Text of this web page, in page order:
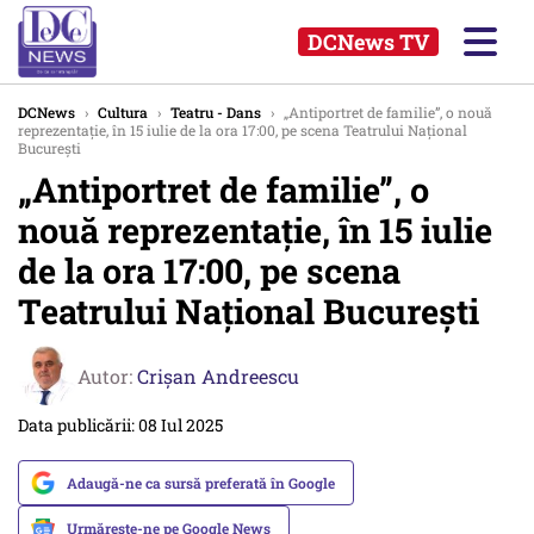
DCNews TV
DCNews › Cultura › Teatru - Dans › „Antiportret de familie”, o nouă
reprezentație, în 15 iulie de la ora 17:00, pe scena Teatrului Național
București
„Antiportret de familie”, o
nouă reprezentație, în 15 iulie
de la ora 17:00, pe scena
Teatrului Național București
Autor:Crişan Andreescu
Data publicării: 08 Iul 2025
Adaugă-ne ca sursă preferată în Google
Urmărește-ne pe Google News